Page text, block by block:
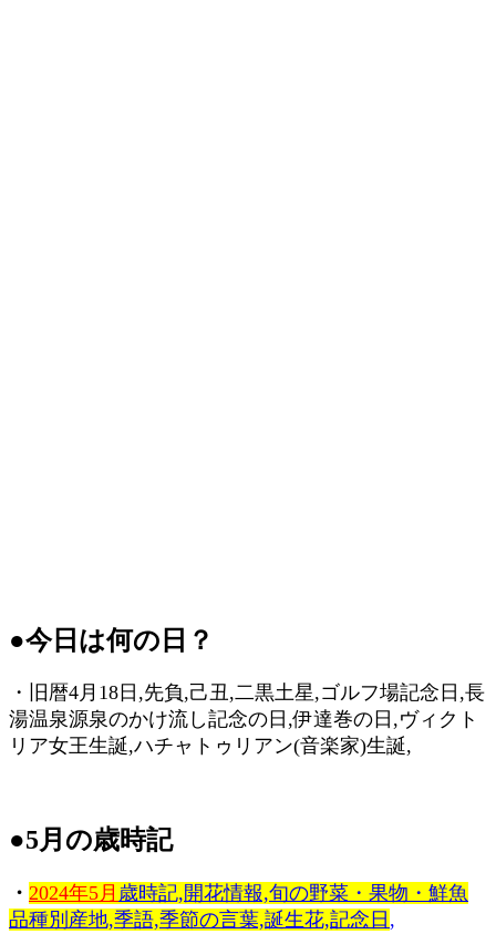
●今日は何の日？
・旧暦4月18日,先負,己丑,二黒土星,ゴルフ場記念日,長
湯温泉源泉のかけ流し記念の日,伊達巻の日,ヴィクト
リア女王生誕,ハチャトゥリアン(音楽家)生誕,
●5月の歳時記
・ 2024年5月 歳時記,開花情報,旬の野菜・果物・鮮魚
品種別産地,季語,季節の言葉,誕生花,記念日 ,